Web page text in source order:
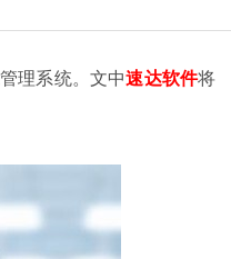
理系统。文中速达软件将